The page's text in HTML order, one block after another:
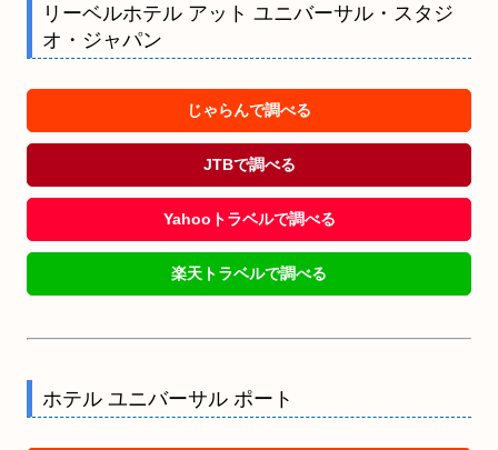
リーベルホテル アット ユニバーサル・スタジ
オ・ジャパン
じゃらんで調べる
JTBで調べる
Yahooトラベルで調べる
楽天トラベルで調べる
ホテル ユニバーサル ポート